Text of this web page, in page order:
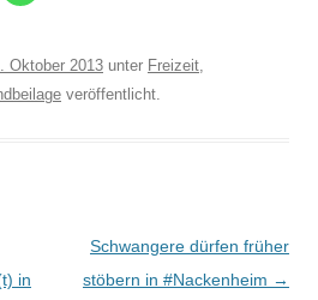
Oktober 2013 unter Freizeit,
veröffentlicht.
in
Schwangere dürfen früher
stöbern in #Nackenheim →